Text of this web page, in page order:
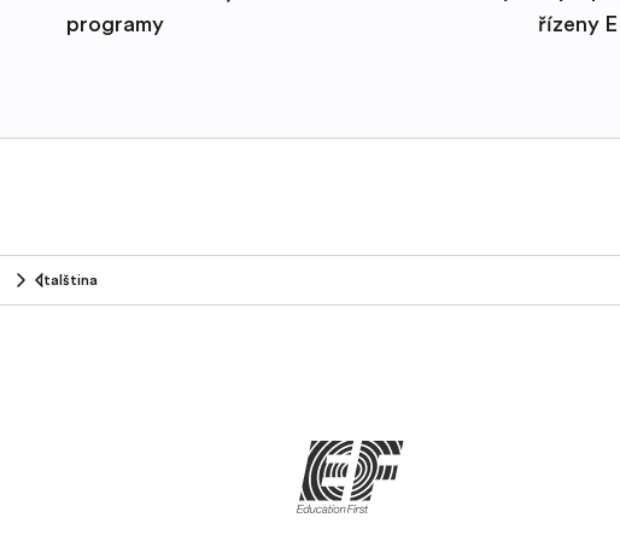
programy
řízeny
Italština